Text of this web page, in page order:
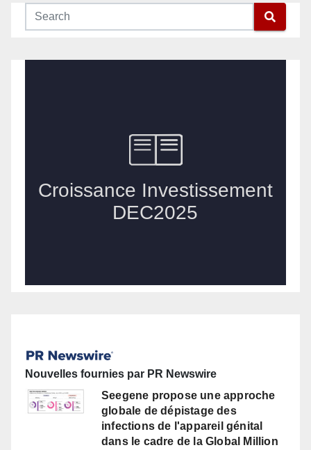
Nouvelles fournies par PR Newswire
Seegene propose une approche
globale de dépistage des
infections de l'appareil génital
dans le cadre de la Global Million